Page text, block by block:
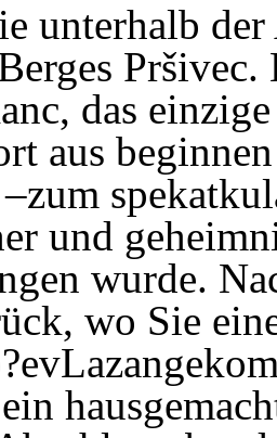
unterhalb
das
aus
und
wurde.
wo Sie